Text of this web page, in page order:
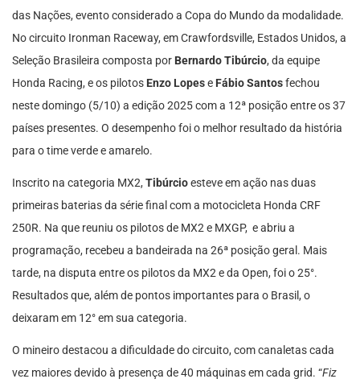
das Nações, evento considerado a Copa do Mundo da modalidade.
No circuito Ironman Raceway, em Crawfordsville, Estados Unidos, a
Seleção Brasileira composta por Bernardo Tibúrcio, da equipe
Honda Racing, e os pilotos Enzo Lopese Fábio Santosfechou
neste domingo (5/10) a edição 2025 com a 12ª posição entre os 37
países presentes. O desempenho foi o melhor resultado da história
para o time verde e amarelo.
Inscrito na categoria MX2, Tibúrcioesteve em ação nas duas
primeiras baterias da série final com a motocicleta Honda CRF
250R. Na que reuniu os pilotos de MX2 e MXGP, e abriu a
programação, recebeu a bandeirada na 26ª posição geral. Mais
tarde, na disputa entre os pilotos da MX2 e da Open, foi o 25°.
Resultados que, além de pontos importantes para o Brasil, o
deixaram em 12° em sua categoria.
O mineiro destacou a dificuldade do circuito, com canaletas cada
vez maiores devido à presença de 40 máquinas em cada grid. “Fiz